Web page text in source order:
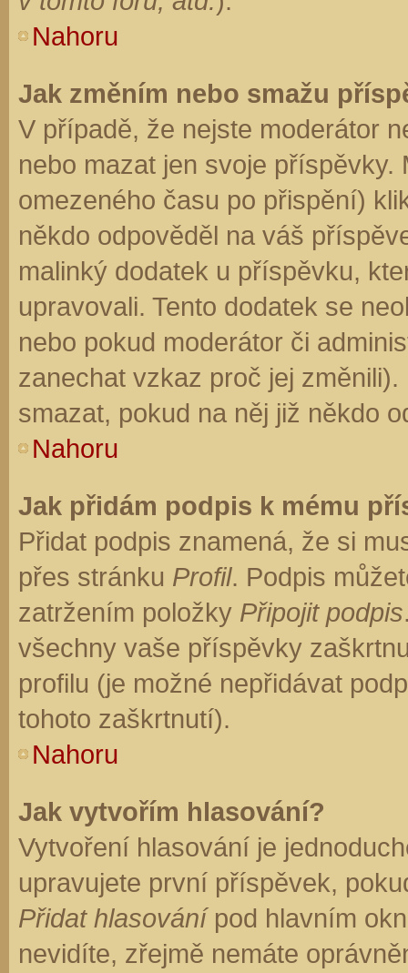
Nahoru
Jak změním nebo smažu
V případě, že nejste moderátor
nebo mazat jen svoje
omezeného času po přispění)
někdo odpověděl na váš
malinký dodatek u příspěvku,
upravovali. Tento dodatek se
nebo pokud moderátor či
zanechat vzkaz proč jej
smazat, pokud na něj již někdo
Nahoru
Jak přidám podpis k mému
Přidat podpis znamená, že si
přes stránku Profil. Podpis
zatržením položky Připojit podpis
všechny vaše příspěvky
profilu (je možné nepřidávat
tohoto zaškrtnutí).
Nahoru
Jak vytvořím hlasování?
Vytvoření hlasování je
upravujete první příspěvek,
Přidat hlasovánípod hlavním
nevidíte, zřejmě nemáte